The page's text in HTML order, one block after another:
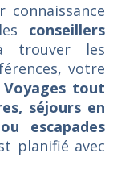
conseillers
trouver les
votre
Voyages tout
séjours en
escapades
planifié avec